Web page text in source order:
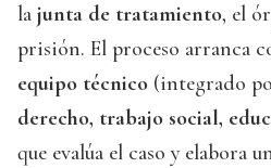
la junta de tratamiento, el
prisión. El proceso arranca
equipo técnico (integrado
derecho, trabajo social,
que evalúa el caso y elabora